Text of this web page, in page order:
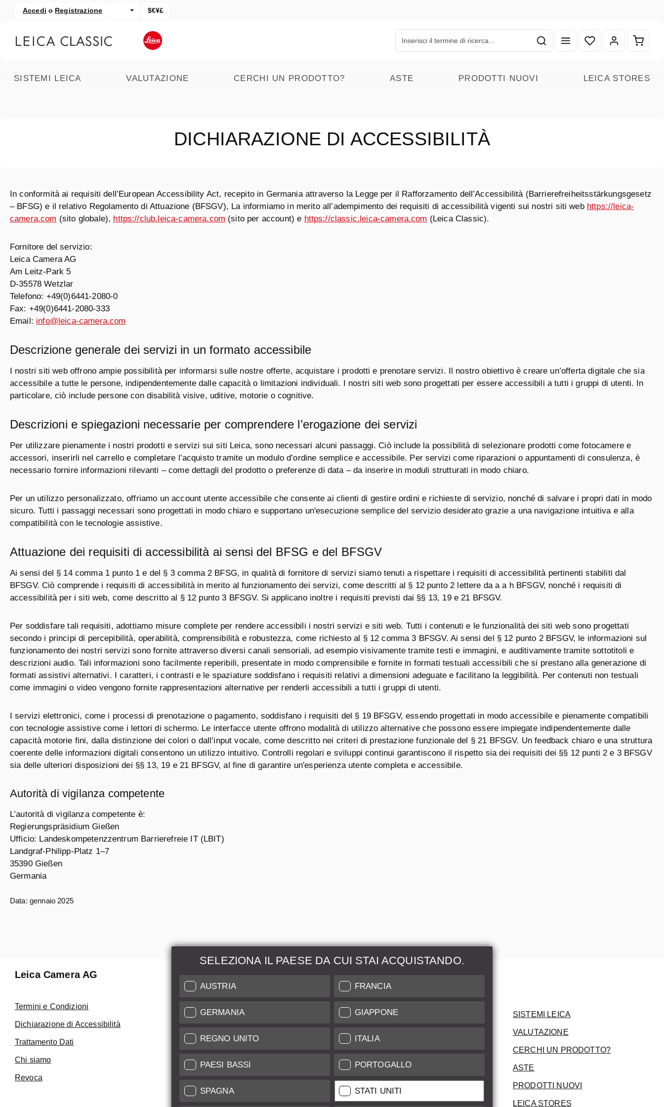
al contenuto principale
Salta alla ricerca
Accedi o Registrazione $€¥£
Hai 0 articoli nella lista
SISTEMI LEICA VALUTAZIONE CERCHI UN PRODOTTO? ASTE PRODOTTI NUOVI LEICA STORES
DICHIARAZIONE DI ACCESSIBILITÀ
In conformità ai requisiti dell’European Accessibility Act, recepito in Germania attraverso la Legge per il Rafforzamento dell’Accessibilità (Barrierefreiheitsstärkungsgesetz
– BFSG) e il relativo Regolamento di Attuazione (BFSGV), La informiamo in merito all’adempimento dei requisiti di accessibilità vigenti sui nostri siti web https://leica-
camera.com (sito globale), https://club.leica-camera.com (sito per account) e https://classic.leica-camera.com (Leica Classic).
Fornitore del servizio:
Leica Camera AG
Am Leitz-Park 5
D-35578 Wetzlar
Telefono: +49(0)6441-2080-0
Fax: +49(0)6441-2080-333
Email: info@leica-camera.com
Descrizione generale dei servizi in un formato accessibile
I nostri siti web offrono ampie possibilità per informarsi sulle nostre offerte, acquistare i prodotti e prenotare servizi. Il nostro obiettivo è creare un’offerta digitale che sia
accessibile a tutte le persone, indipendentemente dalle capacità o limitazioni individuali. I nostri siti web sono progettati per essere accessibili a tutti i gruppi di utenti. In
particolare, ciò include persone con disabilità visive, uditive, motorie o cognitive.
Descrizioni e spiegazioni necessarie per comprendere l’erogazione dei servizi
Per utilizzare pienamente i nostri prodotti e servizi sui siti Leica, sono necessari alcuni passaggi. Ciò include la possibilità di selezionare prodotti come fotocamere e
accessori, inserirli nel carrello e completare l’acquisto tramite un modulo d’ordine semplice e accessibile. Per servizi come riparazioni o appuntamenti di consulenza, è
necessario fornire informazioni rilevanti – come dettagli del prodotto o preferenze di data – da inserire in moduli strutturati in modo chiaro.
Per un utilizzo personalizzato, offriamo un account utente accessibile che consente ai clienti di gestire ordini e richieste di servizio, nonché di salvare i propri dati in modo
sicuro. Tutti i passaggi necessari sono progettati in modo chiaro e supportano un'esecuzione semplice del servizio desiderato grazie a una navigazione intuitiva e alla
compatibilità con le tecnologie assistive.
Attuazione dei requisiti di accessibilità ai sensi del BFSG e del BFSGV
Ai sensi del § 14 comma 1 punto 1 e del § 3 comma 2 BFSG, in qualità di fornitore di servizi siamo tenuti a rispettare i requisiti di accessibilità pertinenti stabiliti dal
BFSGV. Ciò comprende i requisiti di accessibilità in merito al funzionamento dei servizi, come descritti al § 12 punto 2 lettere da a a h BFSGV, nonché i requisiti di
accessibilità per i siti web, come descritto al § 12 punto 3 BFSGV. Si applicano inoltre i requisiti previsti dai §§ 13, 19 e 21 BFSGV.
Per soddisfare tali requisiti, adottiamo misure complete per rendere accessibili i nostri servizi e siti web. Tutti i contenuti e le funzionalità dei siti web sono progettati
secondo i principi di percepibilità, operabilità, comprensibilità e robustezza, come richiesto al § 12 comma 3 BFSGV. Ai sensi del § 12 punto 2 BFSGV, le informazioni sul
funzionamento dei nostri servizi sono fornite attraverso diversi canali sensoriali, ad esempio visivamente tramite testi e immagini, e auditivamente tramite sottotitoli e
descrizioni audio. Tali informazioni sono facilmente reperibili, presentate in modo comprensibile e fornite in formati testuali accessibili che si prestano alla generazione di
formati assistivi alternativi. I caratteri, i contrasti e le spaziature soddisfano i requisiti relativi a dimensioni adeguate e facilitano la leggibilità. Per contenuti non testuali
come immagini o video vengono fornite rappresentazioni alternative per renderli accessibili a tutti i gruppi di utenti.
I servizi elettronici, come i processi di prenotazione o pagamento, soddisfano i requisiti del § 19 BFSGV, essendo progettati in modo accessibile e pienamente compatibili
con tecnologie assistive come i lettori di schermo. Le interfacce utente offrono modalità di utilizzo alternative che possono essere impiegate indipendentemente dalle
capacità motorie fini, dalla distinzione dei colori o dall’input vocale, come descritto nei criteri di prestazione funzionale del § 21 BFSGV. Un feedback chiaro e una struttura
coerente delle informazioni digitali consentono un utilizzo intuitivo. Controlli regolari e sviluppi continui garantiscono il rispetto sia dei requisiti dei §§ 12 punti 2 e 3 BFSGV
sia delle ulteriori disposizioni dei §§ 13, 19 e 21 BFSGV, al fine di garantire un'esperienza utente completa e accessibile.
Autorità di vigilanza competente
L’autorità di vigilanza competente è:
Regierungspräsidium Gießen
Ufficio: Landeskompetenzzentrum Barrierefreie IT (LBIT)
Landgraf-Philipp-Platz 1–7
35390 Gießen
Germania
Data: gennaio 2025
SELEZIONA IL PAESE DA CUI STAI ACQUISTANDO.
AUSTRIA FRANCIA
GERMANIA GIAPPONE
REGNO UNITO ITALIA
PAESI BASSI PORTOGALLO
SPAGNA STATI UNITI
Leica Camera AG
Termini e Condizioni
Dichiarazione di Accessibilità
Trattamento Dati
Chi siamo
Revoca
Manutenzione &
Riparazione
Fai uso del nostro Leica Customer
Care
Assistenza Clienti
Service Certificate
Maggiori Informazioni
Indice di Conservazione
Spedizione e Pagamenti
Garanzia
Trattamento Dati
Newsletter
SISTEMI LEICA
VALUTAZIONE
CERCHI UN PRODOTTO?
ASTE
PRODOTTI NUOVI
LEICA STORES